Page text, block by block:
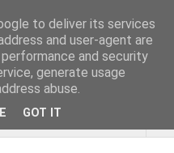
- Teljes
to deliver its services
and user-agent are
and security
generate usage
abuse.
GOT IT